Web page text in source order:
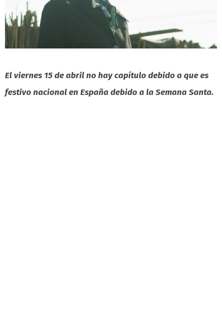
El viernes 15 de abril no hay capítulo debido a que es
festivo nacional en España debido a la Semana Santa.